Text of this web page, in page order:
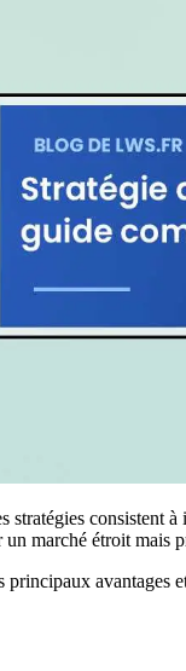
marché étroit mais
principaux